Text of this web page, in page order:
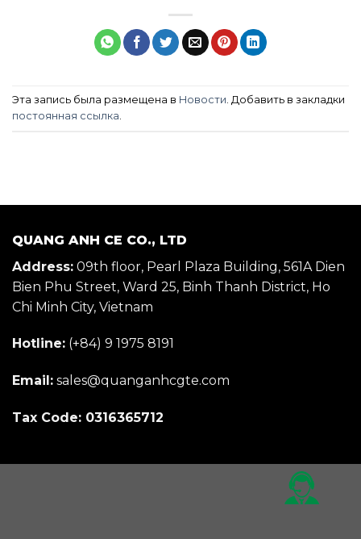
Эта запись была размещена в Новости . Добавить в закладки
постоянная ссылка
QUANG ANH CE CO., LTD
Address: 09th floor, Pearl Plaza Building, 561A Dien
Bien Phu Street, Ward 25, Binh Thanh District, Ho
Chi Minh City, Vietnam
Hotline: (+84) 9 1975 8191
Email: sales@quanganhcgte.com
Tax Code: 0316365712